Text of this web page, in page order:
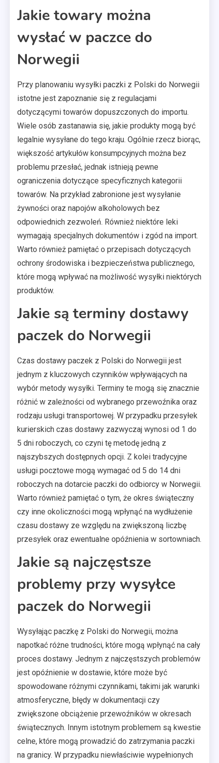
Jakie towary można
wysłać w paczce do
Norwegii
Przy planowaniu wysyłki paczki z Polski do Norwegii
istotne jest zapoznanie się z regulacjami
dotyczącymi towarów dopuszczonych do importu.
Wiele osób zastanawia się, jakie produkty mogą być
legalnie wysyłane do tego kraju. Ogólnie rzecz biorąc,
większość artykułów konsumpcyjnych można bez
problemu przesłać, jednak istnieją pewne
ograniczenia dotyczące specyficznych kategorii
towarów. Na przykład zabronione jest wysyłanie
żywności oraz napojów alkoholowych bez
odpowiednich zezwoleń. Również niektóre leki
wymagają specjalnych dokumentów i zgód na import.
Warto również pamiętać o przepisach dotyczących
ochrony środowiska i bezpieczeństwa publicznego,
które mogą wpływać na możliwość wysyłki niektórych
produktów.
Jakie są terminy dostawy
paczek do Norwegii
Czas dostawy paczek z Polski do Norwegii jest
jednym z kluczowych czynników wpływających na
wybór metody wysyłki. Terminy te mogą się znacznie
różnić w zależności od wybranego przewoźnika oraz
rodzaju usługi transportowej. W przypadku przesyłek
kurierskich czas dostawy zazwyczaj wynosi od 1 do
5 dni roboczych, co czyni tę metodę jedną z
najszybszych dostępnych opcji. Z kolei tradycyjne
usługi pocztowe mogą wymagać od 5 do 14 dni
roboczych na dotarcie paczki do odbiorcy w Norwegii.
Warto również pamiętać o tym, że okres świąteczny
czy inne okoliczności mogą wpłynąć na wydłużenie
czasu dostawy ze względu na zwiększoną liczbę
przesyłek oraz ewentualne opóźnienia w sortowniach.
Jakie są najczęstsze
problemy przy wysyłce
paczek do Norwegii
Wysyłając paczkę z Polski do Norwegii, można
napotkać różne trudności, które mogą wpłynąć na cały
proces dostawy. Jednym z najczęstszych problemów
jest opóźnienie w dostawie, które może być
spowodowane różnymi czynnikami, takimi jak warunki
atmosferyczne, błędy w dokumentacji czy
zwiększone obciążenie przewoźników w okresach
świątecznych. Innym istotnym problemem są kwestie
celne, które mogą prowadzić do zatrzymania paczki
na granicy. W przypadku niewłaściwie wypełnionych